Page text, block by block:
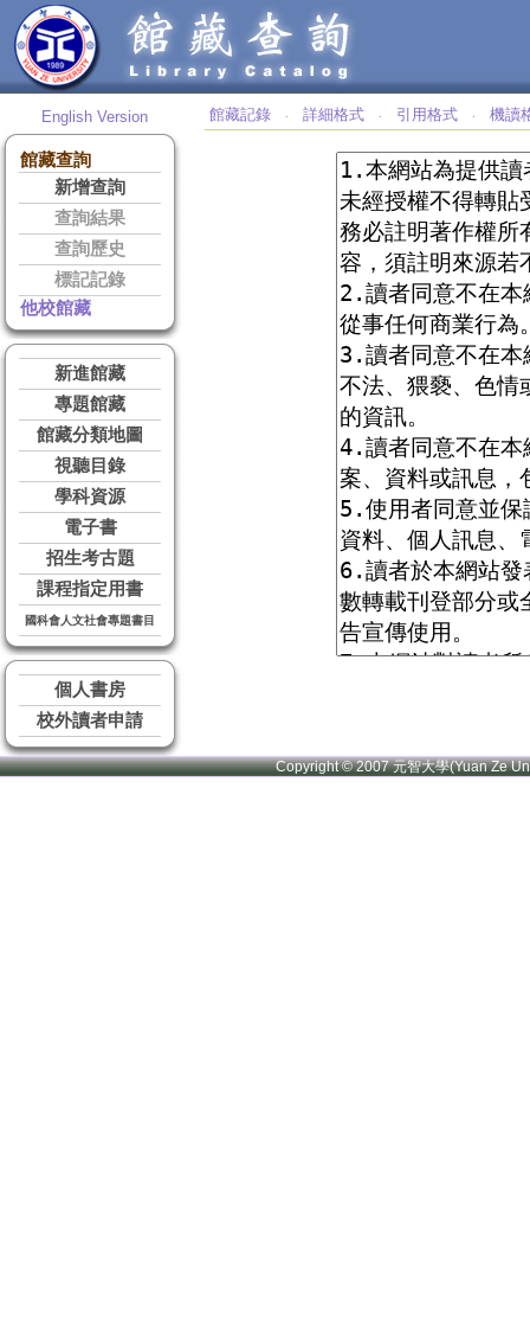
English Version
館藏查詢
新增查詢
查詢結果
查詢歷史
標記記錄
他校館藏
新進館藏
專題館藏
館藏分類地圖
視聽目錄
學科資源
電子書
招生考古題
課程指定用書
國科會人文社會專題書目
個人書房
校外讀者申請
館藏記錄 ‧ 詳細格式 ‧ 引用格式 ‧ 機讀
Copyright © 2007 元智大學(Yuan Ze